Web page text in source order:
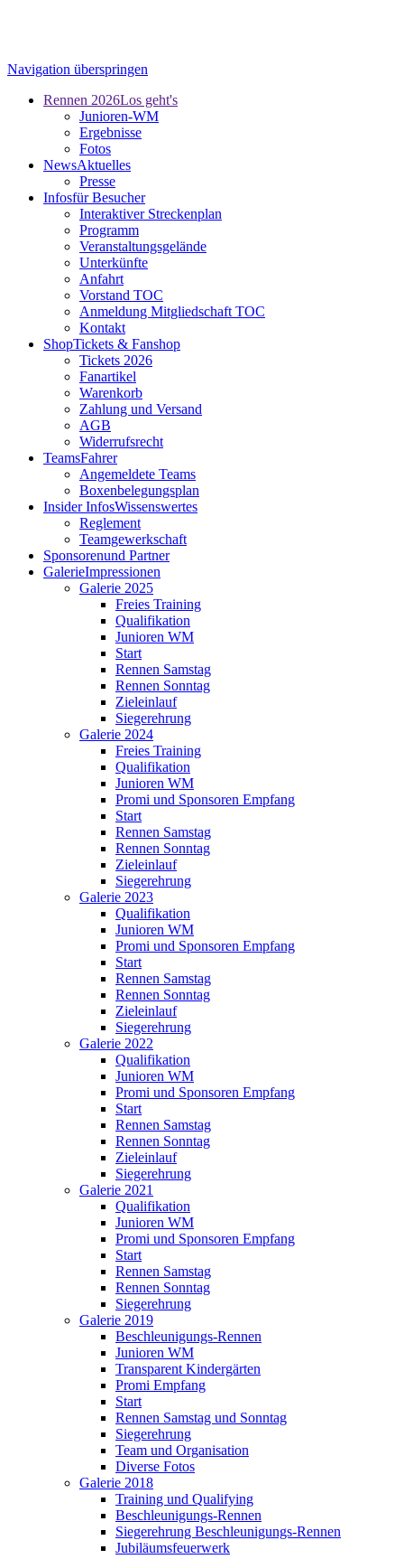
Navigation überspringen
Rennen 2026Los geht's
Junioren-WM
Ergebnisse
Fotos
NewsAktuelles
Presse
Infosfür Besucher
Interaktiver Streckenplan
Programm
Veranstaltungsgelände
Unterkünfte
Anfahrt
Vorstand TOC
Anmeldung Mitgliedschaft TOC
Kontakt
ShopTickets & Fanshop
Tickets 2026
Fanartikel
Warenkorb
Zahlung und Versand
AGB
Widerrufsrecht
TeamsFahrer
Angemeldete Teams
Boxenbelegungsplan
Insider InfosWissenswertes
Reglement
Teamgewerkschaft
Sponsorenund Partner
GalerieImpressionen
Galerie 2025
Freies Training
Qualifikation
Junioren WM
Start
Rennen Samstag
Rennen Sonntag
Zieleinlauf
Siegerehrung
Galerie 2024
Freies Training
Qualifikation
Junioren WM
Promi und Sponsoren Empfang
Start
Rennen Samstag
Rennen Sonntag
Zieleinlauf
Siegerehrung
Galerie 2023
Qualifikation
Junioren WM
Promi und Sponsoren Empfang
Start
Rennen Samstag
Rennen Sonntag
Zieleinlauf
Siegerehrung
Galerie 2022
Qualifikation
Junioren WM
Promi und Sponsoren Empfang
Start
Rennen Samstag
Rennen Sonntag
Zieleinlauf
Siegerehrung
Galerie 2021
Qualifikation
Junioren WM
Promi und Sponsoren Empfang
Start
Rennen Samstag
Rennen Sonntag
Siegerehrung
Galerie 2019
Beschleunigungs-Rennen
Junioren WM
Transparent Kindergärten
Promi Empfang
Start
Rennen Samstag und Sonntag
Siegerehrung
Team und Organisation
Diverse Fotos
Galerie 2018
Training und Qualifying
Beschleunigungs-Rennen
Siegerehrung Beschleunigungs-Rennen
Jubiläumsfeuerwerk